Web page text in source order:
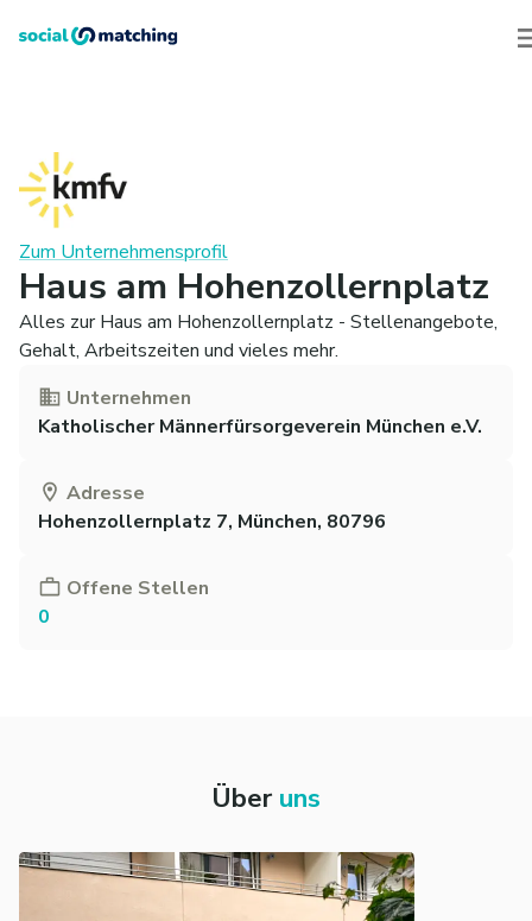
Zum Unternehmensprofil
Haus am Hohenzollernplatz
Alles zur Haus am Hohenzollernplatz - Stellenangebote,
Gehalt, Arbeitszeiten und vieles mehr.
Unternehmen
Katholischer Männerfürsorgeverein München e.V.
Adresse
Hohenzollernplatz 7, München, 80796
Offene Stellen
0
Über uns